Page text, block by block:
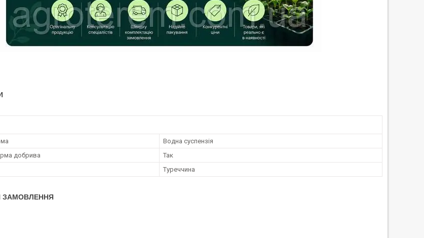
Водна суспензія
добрива
Так
Туреччина
ЗАМОВЛЕННЯ